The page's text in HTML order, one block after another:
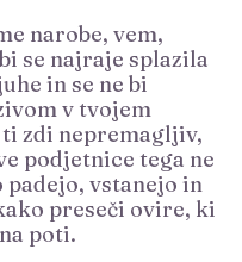
narobe, vem,
se najraje splazila
in se ne bi
v tvojem
zdi nepremagljiv,
podjetnice tega ne
padejo, vstanejo in
preseči ovire, ki
poti.